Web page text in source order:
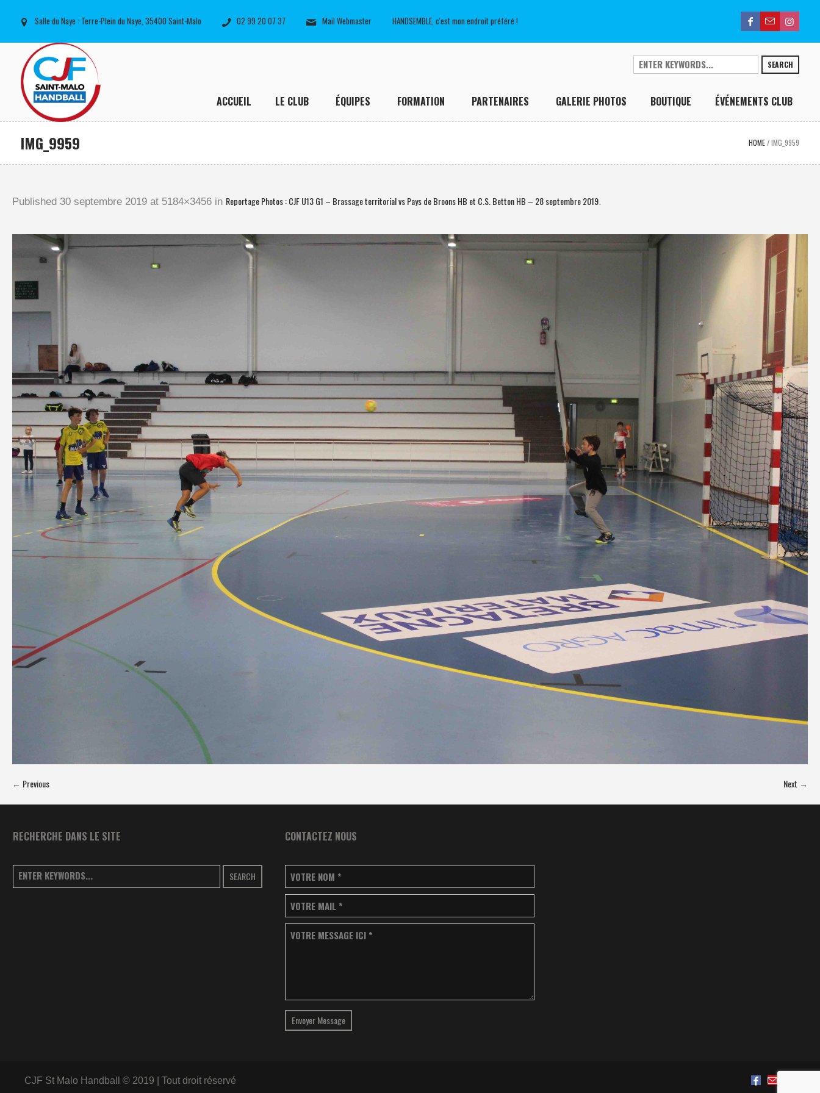
Salle du Naye : Terre-Plein du Naye, 35400 Saint-Malo 02 99 20 07 37 Mail Webmaster HANDSEMBLE, c'est mon endroit préféré !
SEARCH
ACCUEIL LE CLUB ÉQUIPES FORMATION PARTENAIRES GALERIE PHOTOS BOUTIQUE ÉVÉNEMENTS CLUB
IMG_9959 HOME /IMG_9959
Published 30 septembre 2019 at 5184×3456 in Reportage Photos : CJF U13 G1 – Brassage territorial vs Pays de Broons HB et C.S. Betton HB – 28 septembre 2019.
← Previous Next →
RECHERCHE DANS LE SITE
SEARCH
CONTACTEZ NOUS
VOTRE NOM *
VOTRE MAIL *
VOTRE MESSAGE ICI *
Envoyer Message
CJF St Malo Handball © 2019 | Tout droit réservé